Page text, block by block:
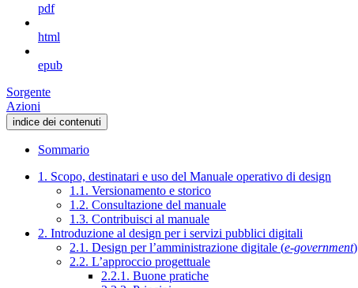
pdf
html
epub
Sorgente
Azioni
indice dei contenuti
Sommario
1. Scopo, destinatari e uso del Manuale operativo di design
1.1. Versionamento e storico
1.2. Consultazione del manuale
1.3. Contribuisci al manuale
2. Introduzione al design per i servizi pubblici digitali
2.1. Design per l’amministrazione digitale (e-government)
2.2. L’approccio progettuale
2.2.1. Buone pratiche